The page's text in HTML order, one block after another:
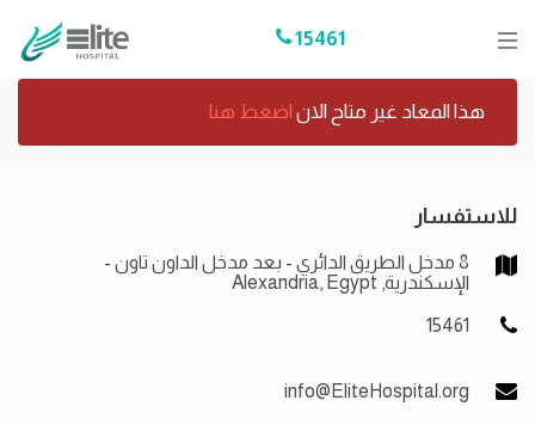
15461
هذا المعاد غير متاح الان اضغط هنا
للاستفسار
8 مدخل الطريق الدائري - بعد مدخل الداون تاون -
الإسكندرية, Alexandria, Egypt
15461
info@EliteHospital.org